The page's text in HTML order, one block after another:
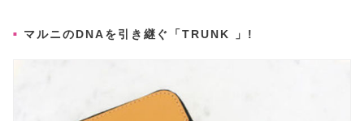
マルニのDNAを引き継ぐ「TRUNK 」!